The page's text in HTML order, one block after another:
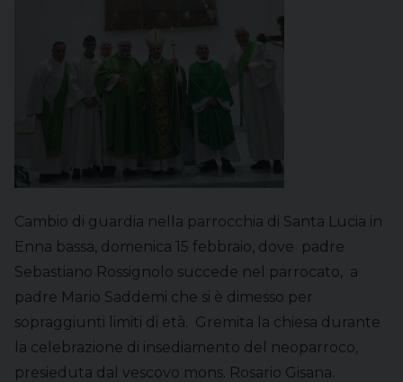
Cambio di guardia nella parrocchia di Santa Lucia in
Enna bassa, domenica 15 febbraio, dove padre
Sebastiano Rossignolo succede nel parrocato, a
padre Mario Saddemi che si è dimesso per
sopraggiunti limiti di età. Gremita la chiesa durante
la celebrazione di insediamento del neoparroco,
presieduta dal vescovo mons. Rosario Gisana.